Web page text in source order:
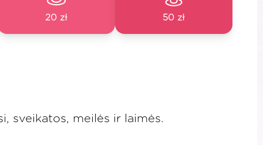
20 zł 50 zł
sveikatos, meilės ir laimės.